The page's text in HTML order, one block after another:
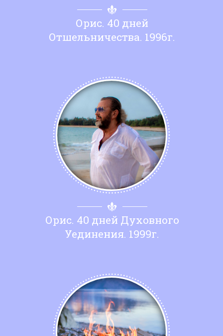
Орис. 40 дней
Отшельничества. 1996г.
Орис. 40 дней Духовного
Уединения. 1999г.